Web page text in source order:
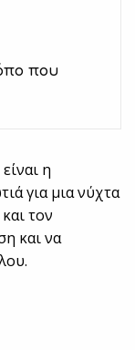
που
η
για μια νύχτα
τον
και να